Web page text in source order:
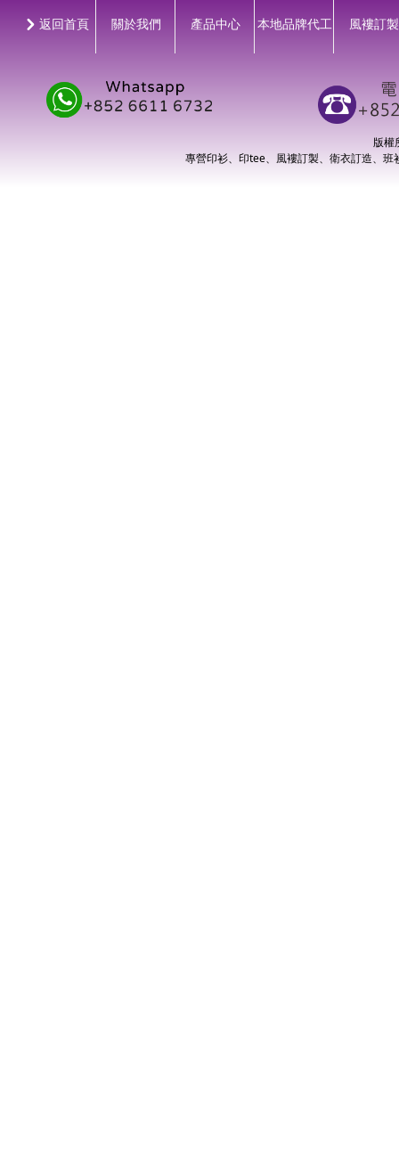
낑 返回首頁 關於我們 產品中心 本地品牌代工 風褸訂製
版權
專營印衫、印tee、風褸訂製、衛衣訂造、